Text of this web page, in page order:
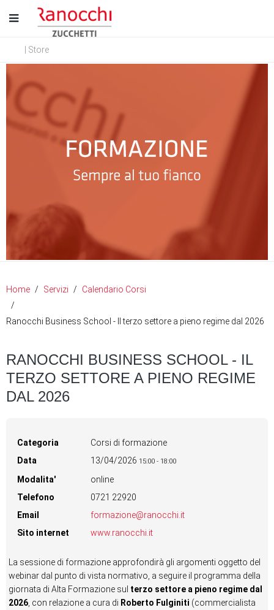
| Store
Home Servizi Calendario Corsi
Ranocchi Business School - Il terzo settore a pieno regime dal 2026
RANOCCHI BUSINESS SCHOOL - IL
TERZO SETTORE A PIENO REGIME
DAL 2026
Categoria
Corsi di formazione
Data
13/04/2026 15:00 - 18:00
Modalita'
online
Telefono
0721 22920
Email
formazione@ranocchi.it
Sito internet
www.ranocchi.it
La sessione di formazione approfondirà gli argomenti oggetto del
webinar dal punto di vista normativo, a seguire il programma della
giornata di Alta Formazione sul terzo settore a pieno regime dal
2026 , con relazione a cura di Roberto Fulginiti (commercialista